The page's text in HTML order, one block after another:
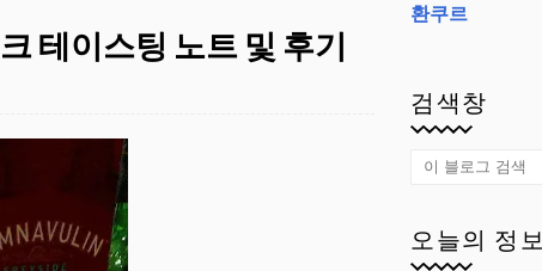
테이스팅 노트 및 후기
환쿠르
검색창
오늘의 정보